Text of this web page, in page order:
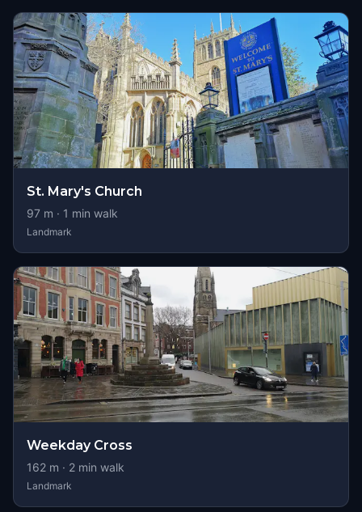
St. Mary's Church
97 m · 1 min walk
Landmark
Weekday Cross
162 m · 2 min walk
Landmark